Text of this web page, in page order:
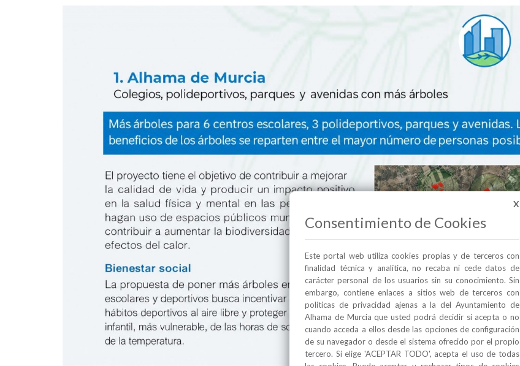
X
Consentimiento de Cookies
Este portal web utiliza cookies propias y de terceros con
finalidad técnica y analítica, no recaba ni cede datos de
carácter personal de los usuarios sin su conocimiento. Sin
embargo, contiene enlaces a sitios web de terceros con
políticas de privacidad ajenas a la del Ayuntamiento de
Alhama de Murcia que usted podrá decidir si acepta o no
cuando acceda a ellos desde las opciones de configuración
de su navegador o desde el sistema ofrecido por el propio
tercero. Si elige 'ACEPTAR TODO', acepta el uso de todas